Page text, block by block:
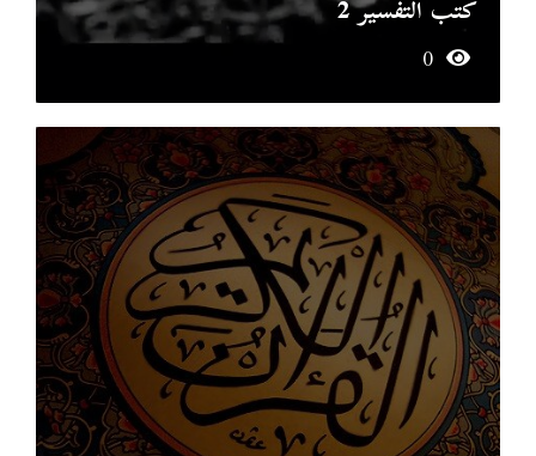
كتب التفسير 2